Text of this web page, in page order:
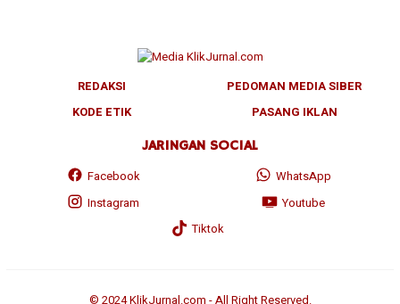
REDAKSI
PEDOMAN MEDIA SIBER
KODE ETIK
PASANG IKLAN
JARINGAN SOCIAL
Facebook
WhatsApp
Instagram
Youtube
Tiktok
© 2024 KlikJurnal.com - All Right Reserved.